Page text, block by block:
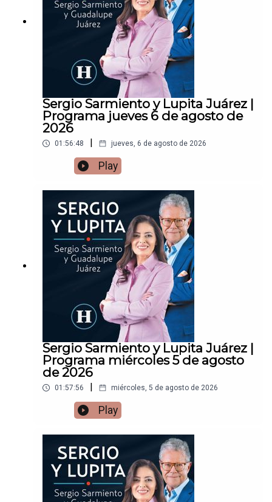
Sergio Sarmiento y Lupita Juárez |
Programa jueves 6 de agosto de
2026
01:56:48 jueves, 6 de agosto de 2026
Play
Sergio Sarmiento y Lupita Juárez |
Programa miércoles 5 de agosto
de 2026
01:57:56 miércoles, 5 de agosto de 2026
Play